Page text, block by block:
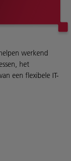
werkend
het
een flexibele IT-